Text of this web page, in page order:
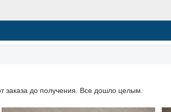
заказа до получения. Все дошло целым.